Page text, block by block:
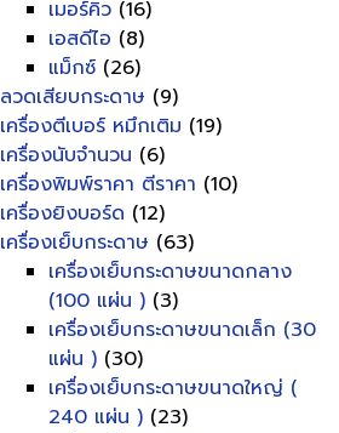
เมอร์คิว (16)
เอสดีไอ (8)
แม็กซ์ (26)
ลวดเสียบกระดาษ (9)
เครื่องตีเบอร์ หมึกเติม (19)
เครื่องนับจำนวน (6)
เครื่องพิมพ์ราคา ตีราคา (10)
เครื่องยิงบอร์ด (12)
เครื่องเย็บกระดาษ (63)
เครื่องเย็บกระดาษขนาดกลาง
(100 แผ่น ) (3)
เครื่องเย็บกระดาษขนาดเล็ก (30
แผ่น ) (30)
เครื่องเย็บกระดาษขนาดใหญ่ (
240 แผ่น ) (23)